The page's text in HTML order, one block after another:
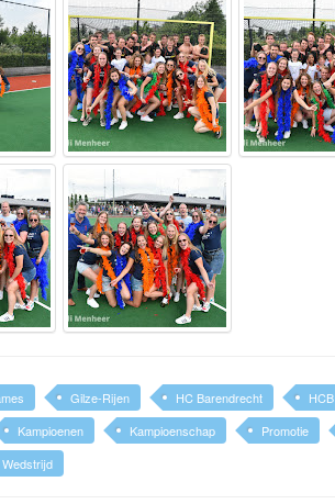
Gilze-Rijen HC Barendrecht HCB
Kampioenen Kampioenschap Promotie
Wedstrijd